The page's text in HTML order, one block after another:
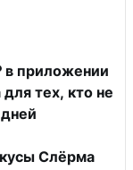
в приложении
тех, кто не
Слёрма